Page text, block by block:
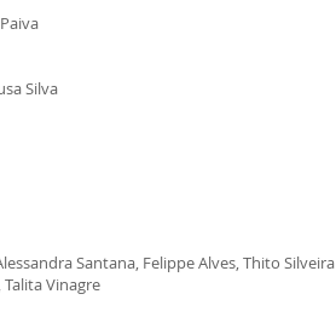
Silva
Santana, Felippe Alves, Thito Silveira
Vinagre